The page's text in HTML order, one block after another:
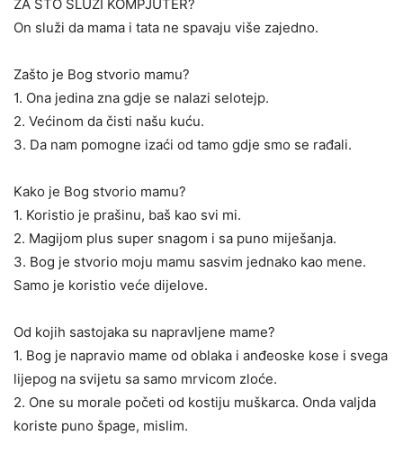
ZA ŠTO SLUŽI KOMPJUTER?
On služi da mama i tata ne spavaju više zajedno.
Zašto je Bog stvorio mamu?
1. Ona jedina zna gdje se nalazi selotejp.
2. Većinom da čisti našu kuću.
3. Da nam pomogne izaći od tamo gdje smo se rađali.
Kako je Bog stvorio mamu?
1. Koristio je prašinu, baš kao svi mi.
2. Magijom plus super snagom i sa puno miješanja.
3. Bog je stvorio moju mamu sasvim jednako kao mene.
Samo je koristio veće dijelove.
Od kojih sastojaka su napravljene mame?
1. Bog je napravio mame od oblaka i anđeoske kose i svega
lijepog na svijetu sa samo mrvicom zloće.
2. One su morale početi od kostiju muškarca. Onda valjda
koriste puno špage, mislim.